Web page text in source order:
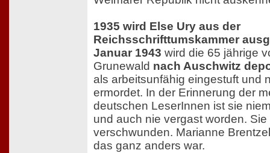
1935 wird Else Ury aus der
Reichsschrifttumskammer
Januar 1943 wird die 65 jährige
Grunewald nach Auschwitz
als arbeitsunfähig eingestuft und
ermordet. In der Erinnerung der
deutschen LeserInnen ist sie
und auch nie vergast worden.
verschwunden. Marianne
das ganz anders war.